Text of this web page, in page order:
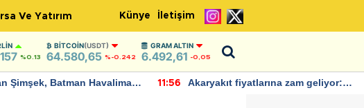
Ve Yatırım Künye İletişim
%0.13
BITCOIN(USDT)
64.580,65 %-0.242
GRAM ALTIN
6.492,61 -0,05
Şimşek, Batman Havalimanı
11:56
Akaryakıt fiyatlarına zam geliyor: